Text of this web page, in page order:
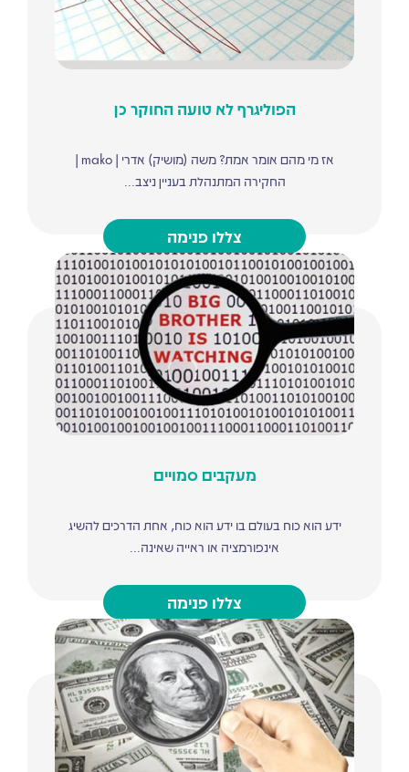
הפוליגרף לא טועה החוקר כן
אז מי מהם אומר אמת? משה (מושיק) אדרי | mako |
החקירה המתנהלת בעניין ניצב...
צללו פנימה
מעקבים סמויים
ידע הוא כוח בעולם בו ידע הוא כוח, אחת הדרכים להשיג
אינפורמציה או ראייה שאינה...
צללו פנימה